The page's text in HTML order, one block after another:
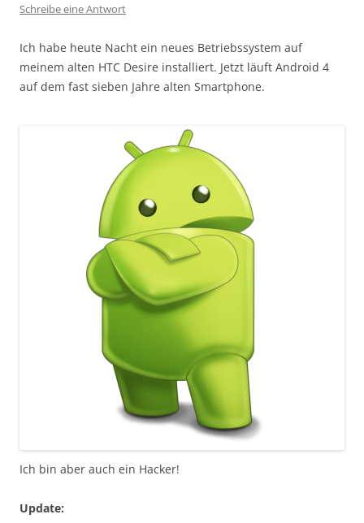
Schreibe eine Antwort
Ich habe heute Nacht ein neues Betriebssystem auf
meinem alten HTC Desire installiert. Jetzt läuft Android 4
auf dem fast sieben Jahre alten Smartphone.
Ich bin aber auch ein Hacker!
Update: